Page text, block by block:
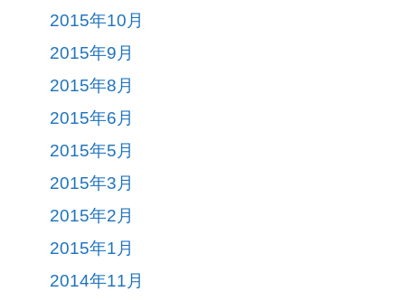
2015年10月
2015年9月
2015年8月
2015年6月
2015年5月
2015年3月
2015年2月
2015年1月
2014年11月